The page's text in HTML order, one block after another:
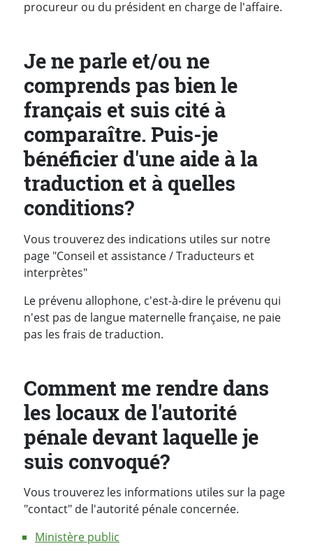
procureur ou du président en charge de l'affaire.
Je ne parle et/ou ne
comprends pas bien le
français et suis cité à
comparaître. Puis-je
bénéficier d'une aide à la
traduction et à quelles
conditions?
Vous trouverez des indications utiles sur notre
page "Conseil et assistance / Traducteurs et
interprètes"
Le prévenu allophone, c'est-à-dire le prévenu qui
n'est pas de langue maternelle française, ne paie
pas les frais de traduction.
Comment me rendre dans
les locaux de l'autorité
pénale devant laquelle je
suis convoqué?
Vous trouverez les informations utiles sur la page
"contact" de l'autorité pénale concernée.
Ministère public